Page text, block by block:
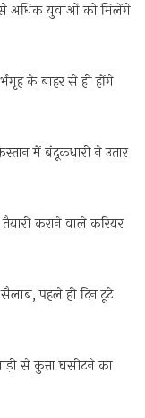
से अधिक युवाओं को मिलेंगे
के बाहर से ही होंगे
में बंदूकधारी ने उतार
कराने वाले करियर
सैलाब, पहले ही दिन टूटे
से कुत्ता घसीटने का